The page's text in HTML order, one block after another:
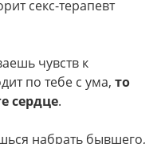
секс-терапевт
чувств к
по тебе с ума, то
сердце.
набрать бывшего,